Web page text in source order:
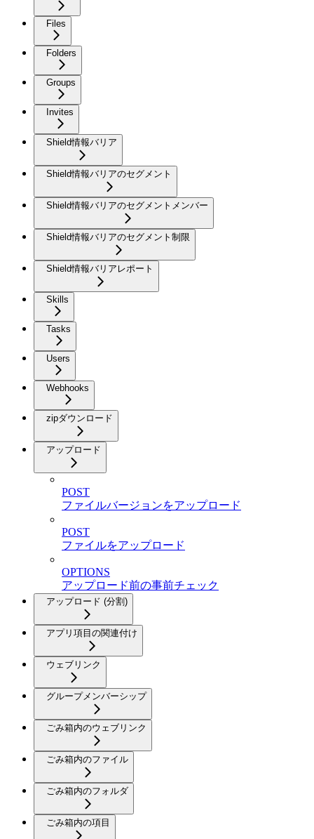
Files
Folders
Groups
Invites
Shield情報バリア
Shield情報バリアのセグメント
Shield情報バリアのセグメントメンバー
Shield情報バリアのセグメント制限
Shield情報バリアレポート
Skills
Tasks
Users
Webhooks
zipダウンロード
アップロード
POST
ファイルバージョンをアップロード
POST
ファイルをアップロード
OPTIONS
アップロード前の事前チェック
アップロード (分割)
アプリ項目の関連付け
ウェブリンク
グループメンバーシップ
ごみ箱内のウェブリンク
ごみ箱内のファイル
ごみ箱内のフォルダ
ごみ箱内の項目